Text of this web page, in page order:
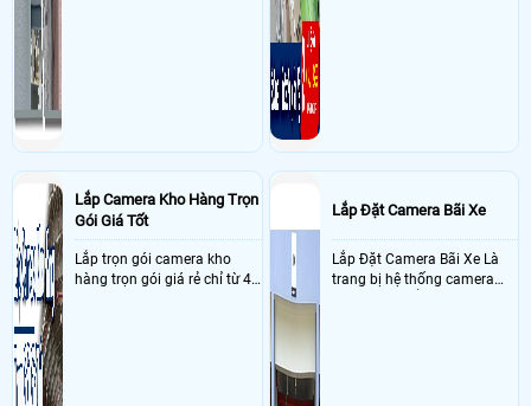
Lắp Camera Kho Hàng Trọn
Gói Giá Tốt
Lắp trọn gói camera kho
hàng trọn gói giá rẻ chỉ từ 4
Lắp Đặt Camera Bãi Xe
Lắp Đặt Camera Bãi Xe Là
trang bị hệ thống camera